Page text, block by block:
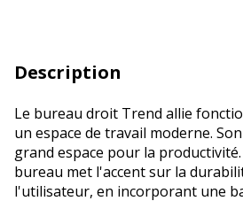
Description
Le bureau droit Trend allie
un espace de travail moderne.
grand espace pour la
bureau met l'accent sur la
l'utilisateur, en incorporant une